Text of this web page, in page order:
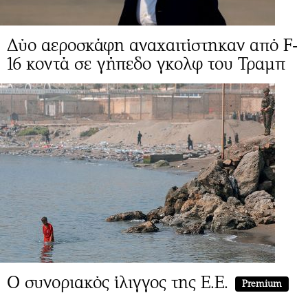
Δύο αεροσκάφη αναχαιτίστηκαν από F-
16 κοντά σε γήπεδο γκολφ του Τραμπ
Ο συνοριακός ίλιγγος της Ε.Ε. Premium